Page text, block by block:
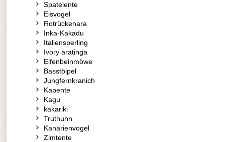
Spatelente
Eisvogel
Rotrückenara
Inka-Kakadu
Italiensperling
Ivory aratinga
Elfenbeinmöwe
Basstölpel
Jungfernkranich
Kapente
Kagu
kakariki
Truthuhn
Kanarienvogel
Zimtente